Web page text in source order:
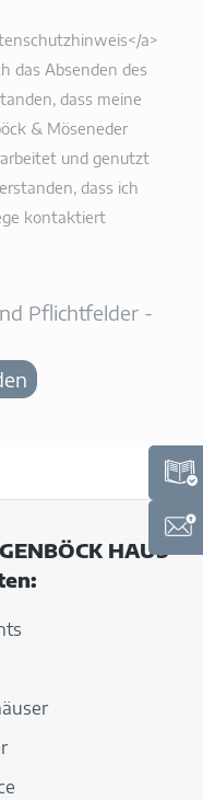
a>
das Absenden des
dass meine
& Möseneder
und genutzt
dass ich
kontaktiert
Pflichtfelder -
HAUS